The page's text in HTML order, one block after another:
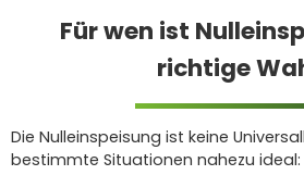
Für wen ist
richtige
Die Nulleinspeisung ist keine
bestimmte Situationen nahezu ideal: